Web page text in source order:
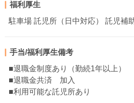
福利厚生
駐車場 託児所（日中対応） 託児補
手当/福利厚生備考
■退職金制度あり（勤続1年以上）
■退職金共済 加入
■利用可能な託児所あり